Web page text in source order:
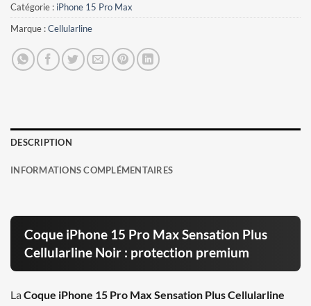
Catégorie : iPhone 15 Pro Max
Marque :Cellularline
DESCRIPTION
INFORMATIONS COMPLÉMENTAIRES
Coque iPhone 15 Pro Max Sensation Plus
Cellularline Noir : protection premium
LaCoque iPhone 15 Pro Max Sensation Plus Cellularline